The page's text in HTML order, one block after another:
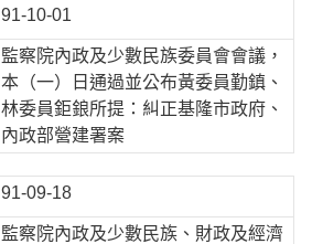
91-10-01
監察院內政及少數民族委員會會議，
本（一）日通過並公布黃委員勤鎮、
林委員鉅鋃所提：糾正基隆市政府、
內政部營建署案
91-09-18
監察院內政及少數民族、財政及經濟